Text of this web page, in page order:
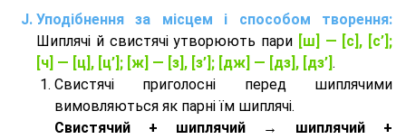
Уподібнення за місцем і способом творення:
Шиплячі й свистячі утворюють пари [ш] — [c], [с’];
[ч] — [ц], [ц’]; [ж] — [з], [з’]; [дж] — [дз], [дз’] .
Свистячі приголосні перед шиплячими
вимовляються як парні їм шиплячі.
Cвистячий + шиплячий → шиплячий +